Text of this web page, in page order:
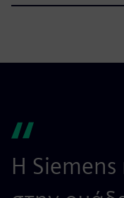
Η Siemens